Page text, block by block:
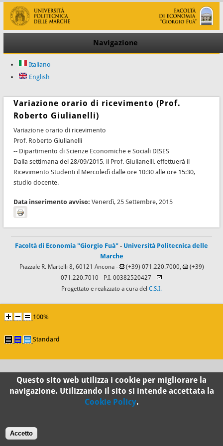
Navigazione
Italiano
English
Variazione orario di ricevimento (Prof.
Roberto Giulianelli)
Variazione orario di ricevimento
Prof. Roberto Giulianelli
-- Dipartimento di Scienze Economiche e Sociali DISES
Dalla settimana del 28/09/2015, il Prof. Giulianelli, effettuerà il
Ricevimento Studenti il Mercoledì dalle ore 10:30 alle ore 15:30,
studio docente.
Data inserimento avviso: Venerdì, 25 Settembre, 2015
Facoltà di Economia "Giorgio Fuà" - Università Politecnica delle
Marche
Piazzale R. Martelli 8, 60121 Ancona - (+39) 071.220.7000,
(+39)
071.220.7010 - P.I. 00382520427 -
Progettato e realizzato a cura del C.S.I.
100%
Standard
Questo sito web utilizza i cookie per migliorare la
navigazione. Utilizzando il sito si intende accettata la
Cookie Policy.
Accetto